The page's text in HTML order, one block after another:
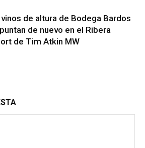
de altura de Bodega Bardos
de nuevo en el Ribera
de Tim Atkin MW